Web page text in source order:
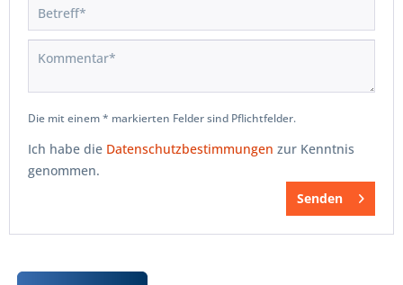
Die mit einem * markierten Felder sind Pflichtfelder.
Ich habe die Datenschutzbestimmungen zur Kenntnis
genommen.
Senden